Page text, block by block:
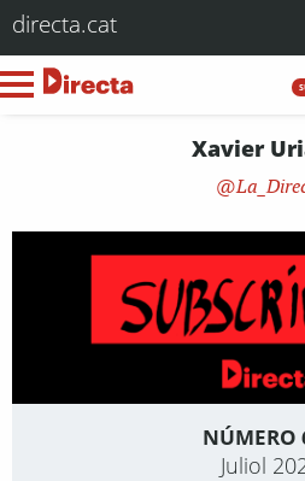
directa.cat
Xavier
NÚMERO
Juliol